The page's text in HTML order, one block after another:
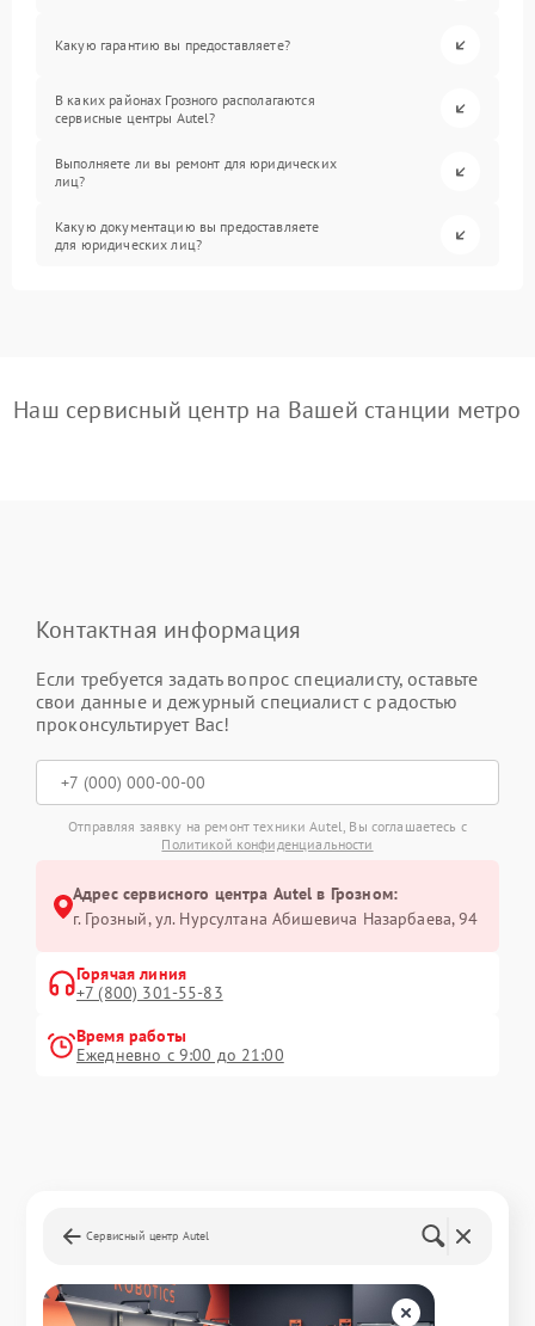
Какую гарантию вы предоставляете?
В каких районах Грозного располагаются
сервисные центры Autel?
Выполняете ли вы ремонт для юридических
лиц?
Какую документацию вы предоставляете
для юридических лиц?
Наш сервисный центр на Вашей станции метро
Контактная информация
Если требуется задать вопрос специалисту, оставьте
свои данные и дежурный специалист с радостью
проконсультирует Вас!
Отправляя заявку на ремонт техники Autel, Вы соглашаетесь с
Политикой конфиденциальности
Адрес сервисного центра Autel в Грозном:
г. Грозный, ул. Нурсултана Абишевича Назарбаева, 94
Горячая линия
+7 (800) 301-55-83
Время работы
Ежедневно с 9:00 до 21:00
Сервисный центр Autel